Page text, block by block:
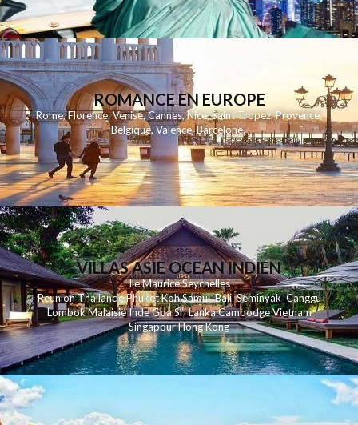
ROMANCE EN EUROPE
Rome,Florence,Venise,Cannes,Nice,Saint Tropez,Provence,
Belgique,Valence,Barcelone,
VILLAS ASIE OCEAN INDIEN
Ile MauriceSeychelles
ReunionThailandePhuketKohSamui Bali SeminyakCanggu
LombokMalaisieIndeGoaSri LankaCambodgeVietnam
SingapourHong Kong